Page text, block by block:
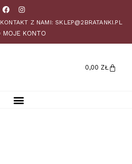
KONTAKT Z NAMI: SKLEP@2BRATANKI.PL
MOJE KONTO
0,00 ZŁ